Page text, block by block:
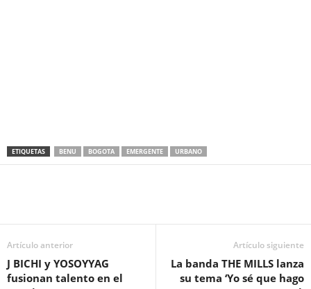
ETIQUETAS BENU BOGOTA EMERGENTE URBANO
Artículo anterior
J BICHI y YOSOYYAG
fusionan talento en el
Artículo siguiente
La banda THE MILLS lanza
su tema ‘Yo sé que hago